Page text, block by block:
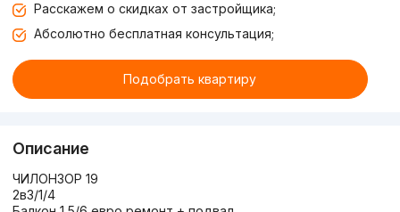
Расскажем о скидках от застройщика;
Абсолютно бесплатная консультация;
Подобрать квартиру
Описание
ЧИЛОНЗОР 19
2в3/1/4